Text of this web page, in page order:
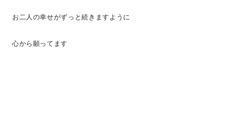
お二人の幸せがずっと続きますように
心から願ってます